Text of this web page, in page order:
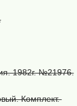
1982г. №21976.
Комплект.